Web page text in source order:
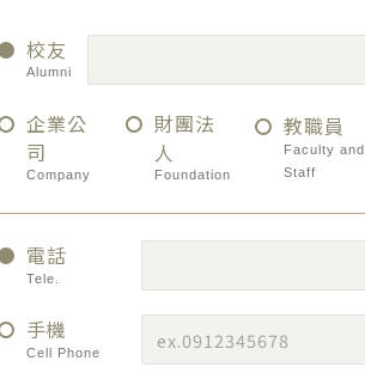
校友
Alumni
企業公
司
Company
財團法
人
Foundation
教職員
Faculty and
Staff
電話
Tele.
手機
Cell Phone